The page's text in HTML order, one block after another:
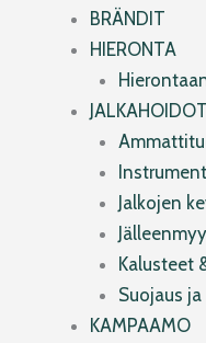
BRÄNDIT
HIERONTA
JALKAHOIDOT
Jalkojen
Kalusteet
Suojaus
KAMPAAMO